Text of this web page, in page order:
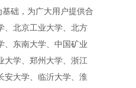
础，为广大用户提供合
、北京工业大学、北方
、东南大学、中国矿业
大学、郑州大学、浙江
安大学、临沂大学、淮